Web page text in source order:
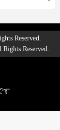
Reserved.
Reserved.
す